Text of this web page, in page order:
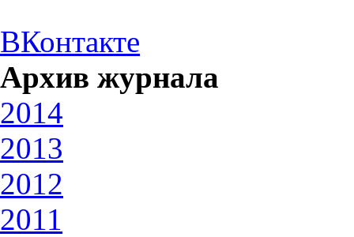
ВКонтакте
Архив журнала
2014
2013
2012
2011